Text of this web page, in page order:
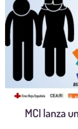
MCI lanza